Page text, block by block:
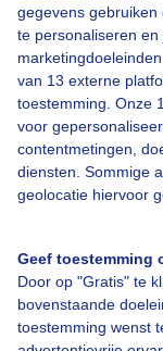
gegevens
te personaliseren
van 13 externe
toestemming. Onze
voor
contentmetingen,
diensten. Sommige
geolocatie hiervoor
Geef toestemming
Door op "Gratis" te
bovenstaande
toestemming wenst
Over
Contact
Toegankelijkheid